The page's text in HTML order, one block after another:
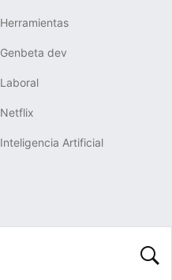
Herramientas
Genbeta dev
Laboral
Netflix
Inteligencia Artificial